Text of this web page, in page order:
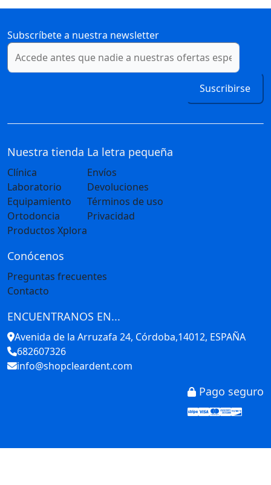
Subscríbete a nuestra newsletter
Suscribirse
Nuestra tienda
Clínica
Laboratorio
Equipamiento
Ortodoncia
Productos Xplora
La letra pequeña
Envíos
Devoluciones
Términos de uso
Privacidad
Conócenos
Preguntas frecuentes
Contacto
ENCUENTRANOS EN...
Avenida de la Arruzafa 24, Córdoba,14012, ESPAÑA
682607326
info@shopcleardent.com
Pago seguro
Stripe
Visa